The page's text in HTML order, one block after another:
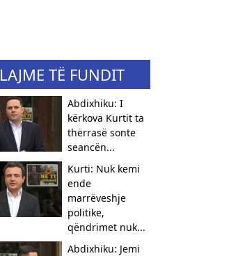
LAJME TË FUNDIT
Abdixhiku: I
kërkova Kurtit ta
thërrasë sonte
seancën...
Kurti: Nuk kemi
ende
marrëveshje
politike,
qëndrimet nuk...
Abdixhiku: Jemi